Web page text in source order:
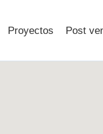
Proyectos Post